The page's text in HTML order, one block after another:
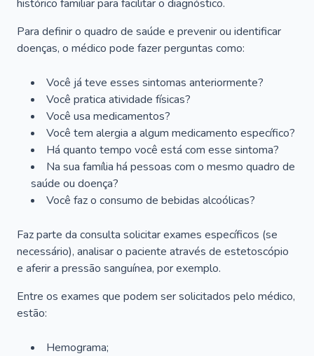
histórico familiar para facilitar o diagnóstico.
Para definir o quadro de saúde e prevenir ou identificar
doenças, o médico pode fazer perguntas como:
Você já teve esses sintomas anteriormente?
Você pratica atividade físicas?
Você usa medicamentos?
Você tem alergia a algum medicamento específico?
Há quanto tempo você está com esse sintoma?
Na sua família há pessoas com o mesmo quadro de
saúde ou doença?
Você faz o consumo de bebidas alcoólicas?
Faz parte da consulta solicitar exames específicos (se
necessário), analisar o paciente através de estetoscópio
e aferir a pressão sanguínea, por exemplo.
Entre os exames que podem ser solicitados pelo médico,
estão:
Hemograma;